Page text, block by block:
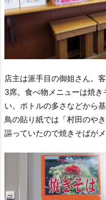
店主は派手目の御姐さん。
3席。食べ物メニューは焼
い。ボトルの多さなどから
鳥の貼り紙では「村田のや
謳っていたので焼きそばが